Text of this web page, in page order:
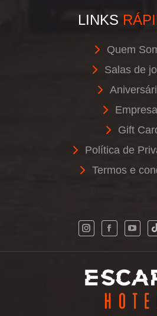
LINKS
Quem
Salas de
Gift
Política de
Termos e